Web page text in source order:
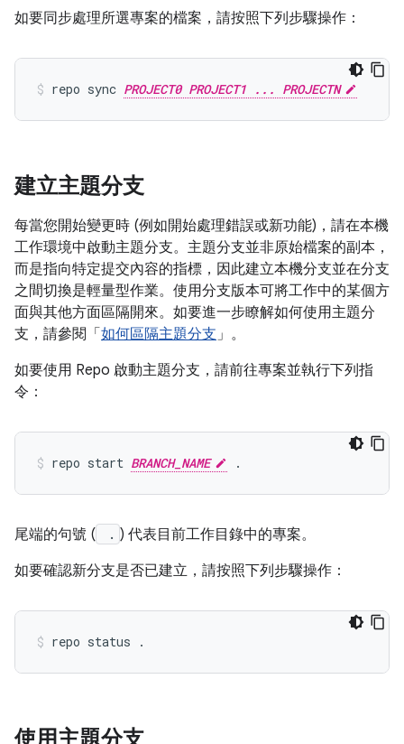
如要同步處理所選專案的檔案，請按照下列步驟操作：
repo sync PROJECT0 PROJECT1 ... PROJECTN
建立主題分支
每當您開始變更時 (例如開始處理錯誤或新功能)，請在本機
工作環境中啟動主題分支。主題分支並非原始檔案的副本，
而是指向特定提交內容的指標，因此建立本機分支並在分支
之間切換是輕量型作業。使用分支版本可將工作中的某個方
面與其他方面區隔開來。如要進一步瞭解如何使用主題分
支，請參閱「 如何區隔主題分支」。
如要使用 Repo 啟動主題分支，請前往專案並執行下列指
令：
repo start BRANCH_NAME
尾端的句號 ( . ) 代表目前工作目錄中的專案。
如要確認新分支是否已建立，請按照下列步驟操作：
使用主題分支